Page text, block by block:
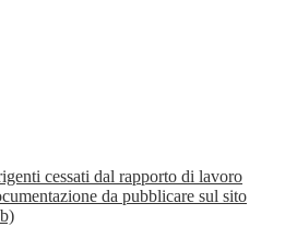
cessati dal rapporto di lavoro
da pubblicare sul sito